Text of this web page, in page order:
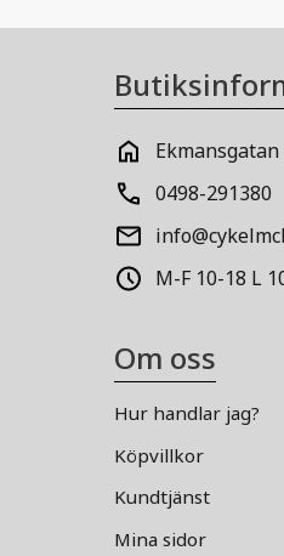
0498-291380
M-F 10-18 L
Om oss
Hur handlar jag?
Köpvillkor
Kundtjänst
Mina sidor